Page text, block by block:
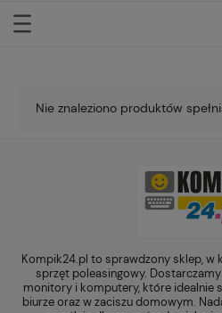
Nie znaleziono produktów
Kompik24.pl to sprawdzony sklep, w
sprzęt poleasingowy.
monitory i komputery, które idealnie
biurze oraz w zaciszu domowym.